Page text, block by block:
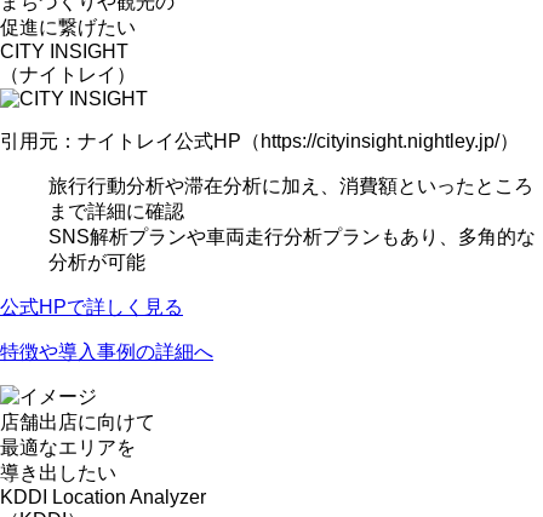
促進に繋げたい
CITY INSIGHT
（ナイトレイ）
引用元：ナイトレイ公式HP（https://cityinsight.nightley.jp/）
旅行行動分析や滞在分析に加え、消費額といったところ
まで詳細に確認
SNS解析プランや車両走行分析プランもあり、多角的な
分析が可能
公式HPで詳しく見る
特徴や導入事例の詳細へ
店舗出店に向けて
最適なエリアを
導き出したい
KDDI Location Analyzer